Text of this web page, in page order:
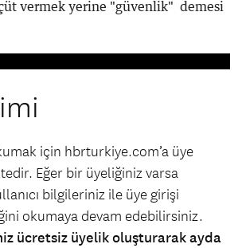
vermek yerine "güvenlik" demesi
için hbrturkiye.com’a üye
Eğer bir üyeliğiniz varsa
bilgileriniz ile üye girişi
okumaya devam edebilirsiniz.
ücretsiz üyelik oluşturarak ayda